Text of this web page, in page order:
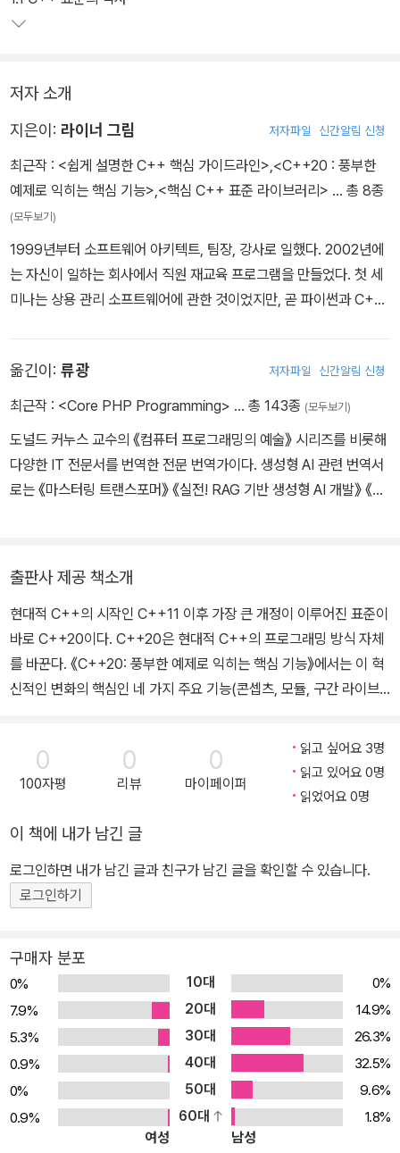
저자 소개
지은이: 라이너 그림 저자파일 신간알림 신청
최근작 : <쉽게 설명한 C++ 핵심 가이드라인> <C++20 : 풍부한
예제로 익히는 핵심 기능> <핵심 C++ 표준 라이브러리> … 총 8종
(모두보기)
1999년부터 소프트웨어 아키텍트, 팀장, 강사로 일했다. 2002년에
는 자신이 일하는 회사에서 직원 재교육 프로그램을 만들었다. 첫 세
미나는 상용 관리 소프트웨어에 관한 것이었지만, 곧 파이썬과 C+
odernes C++에 매주 글을 올리고 있으며, 2016년부터는 독립 강
사로 일하면서 현대적 C++과 파이썬 세미나를 진행하고 있다. 직업
있다. https://www.modernescpp.com
옮긴이: 류광 저자파일 신간알림 신청
최근작 : <Core PHP Programming> … 총 143종 (모두보기)
도널드 커누스 교수의 《컴퓨터 프로그래밍의 예술》 시리즈를 비롯해
다양한 IT 전문서를 번역한 전문 번역가이다. 생성형 AI 관련 번역서
로는 《마스터링 트랜스포머》 《실전! RAG 기반 생성형 AI 개발》 《LL
study.com)을 운영한다.
출판사 제공 책소개
현대적 C++의 시작인 C++11 이후 가장 큰 개정이 이루어진 표준이
바로 C++20이다. C++20은 현대적 C++의 프로그래밍 방식 자체
를 바꾼다. 《C++20: 풍부한 예제로 익히는 핵심 기능》에서는 이 혁
신적인 변화의 핵심인 네 가지 주요 기능(콘셉츠, 모듈, 구간 라이브
라이브러리, 동시성 관련 기능을 정리해 놓았다. 기능을 나열하는 데
그치지 않고 모든 기능마다 예제를 들어 설명해서 명확하게 이해할
수 있도록 돕고 있다. • 콘셉츠 • 모듈 • 구간 라이브러리 • 코루틴 •
tting) 라이브러리 • 연속적 메모리 블록에 대한 뷰 • 개선되고 가로
채기(interrupt)가 가능한 스레드 • 원자적 스마트 포인터 • 세마포
어 • 빗장(latch)과 장벽(barrier) 같은 실행 동기화 수단 이 책이야
말로 C++ 최신 버전을 깊게 공부하고자 하는 사람이 당장 읽어야 할
요 기능뿐만 아니라 사소한 추가·개선 사항도 모두 논의한다. 수많은
예제 코드와 스크린샷 덕분에, 아직 최신 컴파일러를 갖추지 않은 독
자라도 여러 새 기능에서 무엇을 기대할 수 있을지를 잘 파악할 수 있
다. 일독을 강력히 권한다.” - 산도르 다르고(Sandor Dargo), Ama
deus의 선임 소프트웨어 개발 공학자 “C++은 탄생 이후 많이 진화
했다. C++20은 새로운 언어처럼 느껴진다. 이 책이 상속이나 중복
적재 같은 것을 가르치는 C++ 입문서가 아님은 확실하다. 그보다는,
자신의 C++ 지식을 최신으로 갱신하고자 하는 사람에게 딱 맞는 책
0
100자평
0
리뷰
0
마이페이퍼
읽고 싶어요 3명
읽고 있어요 0명
읽었어요 0명
이 책에 내가 남긴 글
로그인하면 내가 남긴 글과 친구가 남긴 글을 확인할 수 있습니다.
로그인하기
구매자 분포
0% 10대
0%
7.9%
20대
14.9%
5.3%
30대
26.3%
0.9%
40대
32.5%
0%
50대
9.6%
0.9%
60대
1.8%
여성
남성